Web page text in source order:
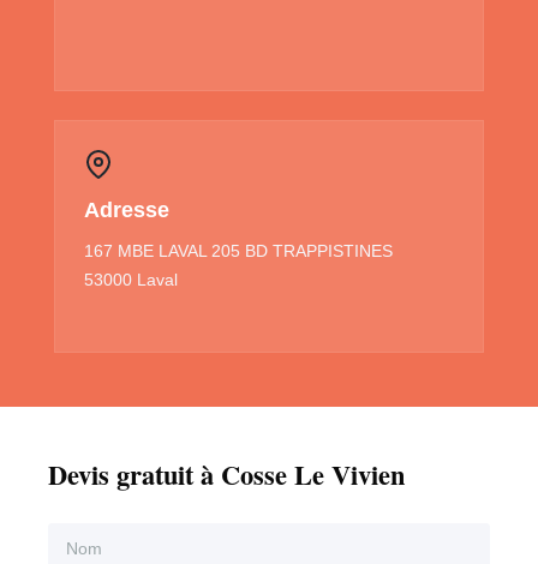
Adresse
167 MBE LAVAL 205 BD TRAPPISTINES
53000 Laval
Devis gratuit à Cosse Le Vivien